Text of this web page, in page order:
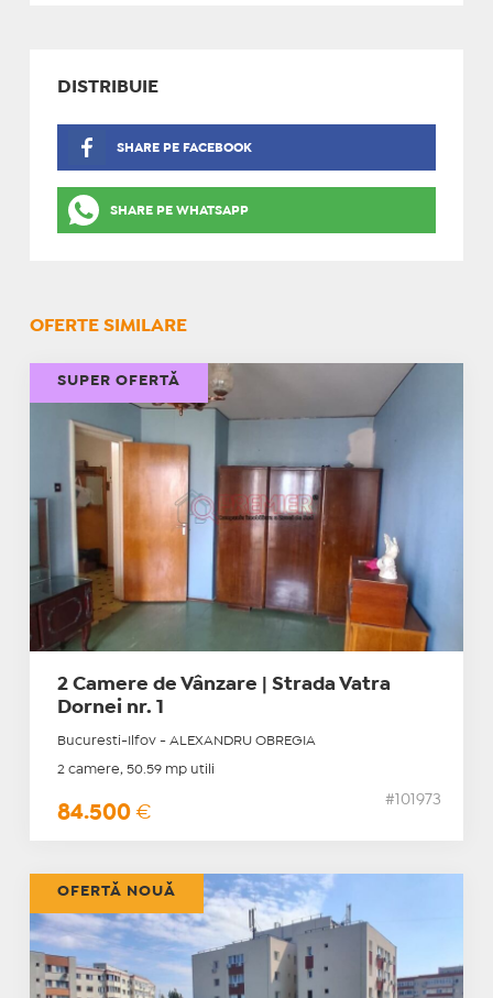
DISTRIBUIE
SHARE PE FACEBOOK
SHARE PE WHATSAPP
OFERTE SIMILARE
2 Camere de Vânzare | Strada Vatra
Dornei nr. 1
Bucuresti-Ilfov - ALEXANDRU OBREGIA
2 camere, 50.59 mp utili
84.500 €
#101973
SUPER OFERTĂ
OFERTĂ NOUĂ